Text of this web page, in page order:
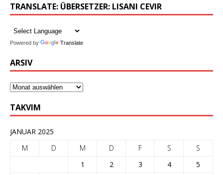
TRANSLATE: ÜBERSETZER: LISANI CEVIR
Powered by Translate
ARSIV
TAKVIM
JANUAR 2025
M
D M D F S
S
1
2 3 4 5